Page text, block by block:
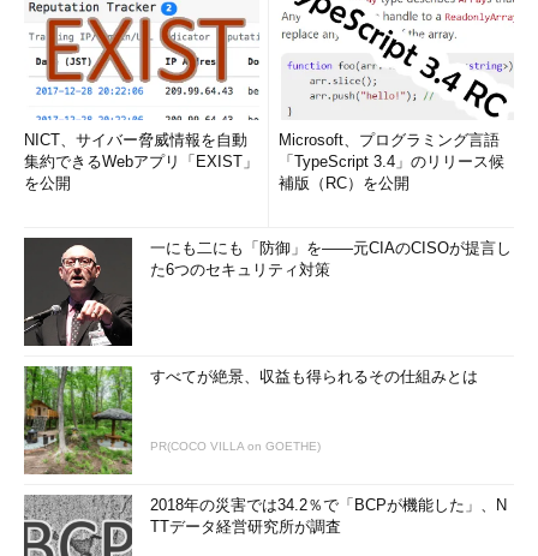
NICT、サイバー脅威情報を自動
集約できるWebアプリ「EXIST」
を公開
Microsoft、プログラミング言語
「TypeScript 3.4」のリリース候
補版（RC）を公開
一にも二にも「防御」を――元CIAのCISOが提言し
た6つのセキュリティ対策
すべてが絶景、収益も得られるその仕組みとは
PR(COCO VILLA on GOETHE)
2018年の災害では34.2％で「BCPが機能した」、N
TTデータ経営研究所が調査